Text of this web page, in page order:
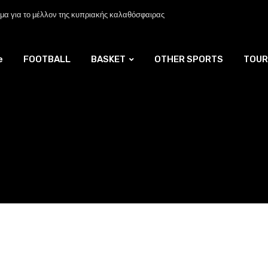
το μέλλον της κυπριακής καλαθόσφαιρας
FOOTBALL BASKET OTHER SPORTS